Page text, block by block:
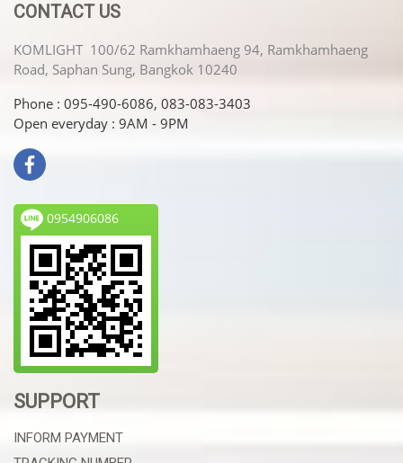
CONTACT US
KOMLIGHT 100/62 Ramkhamhaeng 94, Ramkhamhaeng
Road, Saphan Sung, Bangkok 10240
Phone : 095-490-6086, 083-083-3403
Open everyday : 9AM - 9PM
0954906086
SUPPORT
INFORM PAYMENT